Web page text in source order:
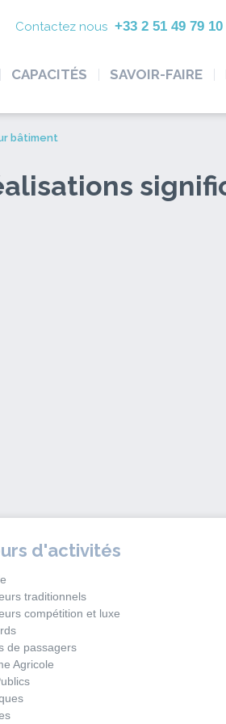
CAPACITÉS SAVOIR-FAIRE
Contactez nous +33 2 51 49 79
bâtiment
d'activités
traditionnels
compétition et luxe
de passagers
Agricole